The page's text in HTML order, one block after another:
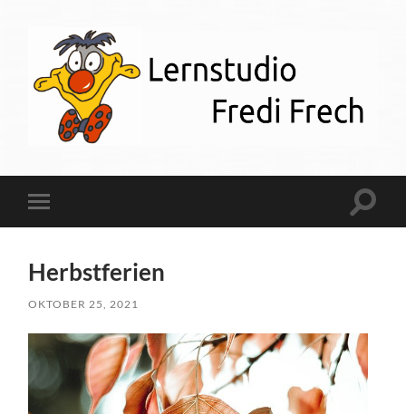
Frech
Mobile-
Menü
Herbstferien
OKTOBER 25, 2021